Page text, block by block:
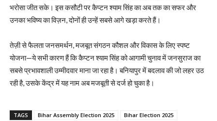
भरोसा जीत सके। इस कसौटी पर कैप्टन श्याम सिंह का अब तक का सफर और
उनका भविष्य का विज़न, दोनों ही उन्हें सबसे आगे खड़ा करते हैं।
तेज़ी से फैलता जनसमर्थन, मजबूत संगठन कौशल और विकास के लिए स्पष्ट
योजना—ये सभी कारण हैं कि कैप्टन श्याम सिंह को आगामी चुनाव में जनसुराज का
सबसे प्रभावशाली उम्मीदवार माना जा रहा है। बनियापुर में बदलाव की जो लहर उठ
रही है, उसके केंद्र में यह नाम अब मजबूती से दर्ज हो चुका है।
TAGS Bihar Assembly Election 2025 Bihar Election 2025